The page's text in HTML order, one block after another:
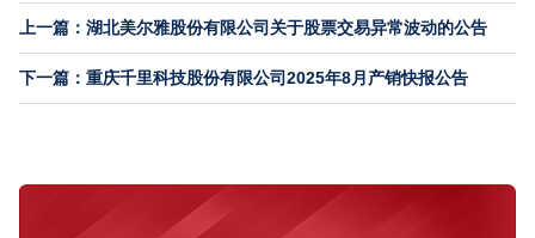
上一篇：湖北美尔雅股份有限公司关于股票交易异常波动的公告
下一篇：重庆千里科技股份有限公司2025年8月产销快报公告